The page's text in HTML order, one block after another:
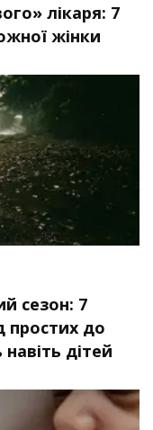
лікаря: 7
жінки
сезон: 7
простих до
дітей